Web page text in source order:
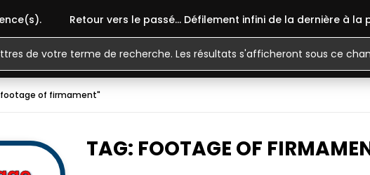
Retour vers le passé… Défilement infini de la dernière à la
of firmament"
TAG: FOOTAGE OF